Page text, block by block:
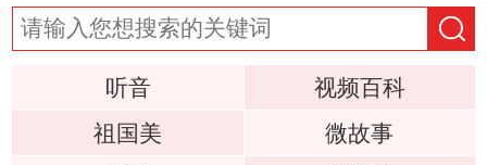
听音
视频百科
祖国美
微故事